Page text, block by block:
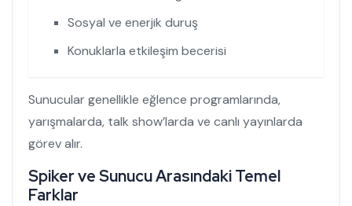
Sosyal ve enerjik duruş
Konuklarla etkileşim becerisi
Sunucular genellikle eğlence programlarında,
yarışmalarda, talk show’larda ve canlı yayınlarda
görev alır.
Spiker ve Sunucu Arasındaki Temel
Farklar